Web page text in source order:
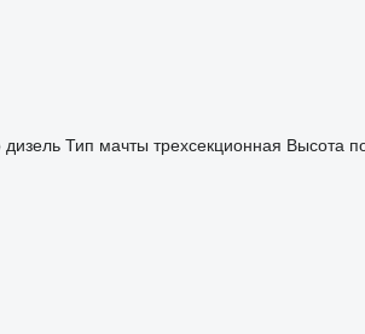
дизель Тип мачты трехсекционная Высота